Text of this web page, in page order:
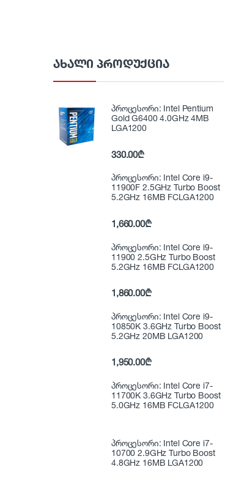
ᲐᲮᲐᲚᲘ ᲞᲠᲝᲓᲣᲥᲪᲘᲐ
პროცესორი: Intel Pentium
Gold G6400 4.0GHz 4MB
LGA1200
330.00₾
პროცესორი: Intel Core i9-
11900F 2.5GHz Turbo Boost
5.2GHz 16MB FCLGA1200
1,660.00₾
პროცესორი: Intel Core i9-
11900 2.5GHz Turbo Boost
5.2GHz 16MB FCLGA1200
1,860.00₾
პროცესორი: Intel Core i9-
10850K 3.6GHz Turbo Boost
5.2GHz 20MB LGA1200
1,950.00₾
პროცესორი: Intel Core i7-
11700K 3.6GHz Turbo Boost
5.0GHz 16MB FCLGA1200
პროცესორი: Intel Core i7-
10700 2.9GHz Turbo Boost
4.8GHz 16MB LGA1200